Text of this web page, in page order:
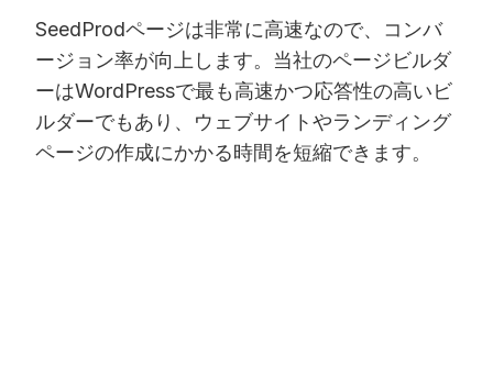
SeedProdページは非常に高速なので、コンバ
ージョン率が向上します。当社のページビルダ
ーはWordPressで最も高速かつ応答性の高いビ
ルダーでもあり、ウェブサイトやランディング
ページの作成にかかる時間を短縮できます。